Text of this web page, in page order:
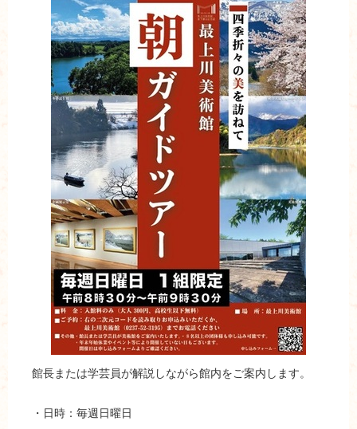
館長または学芸員が解説しながら館内をご案内します。
・日時：毎週日曜日